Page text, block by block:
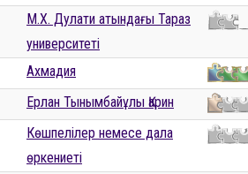
М.Х. Дулати атындағы Тараз
университеті
Ахмадия
Ерлан Тынымбайұлы Қарин
Көшпелiлер немесе дала
өркениетi